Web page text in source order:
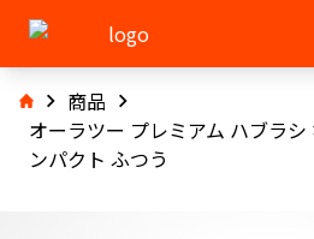
商品
オーラツー プレミアム ハブラ
ンパクト ふつう